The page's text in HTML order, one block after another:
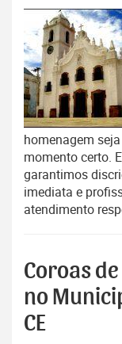
homenagem
momento certo.
garantimos
imediata e
atendimento
Coroas
no
CE